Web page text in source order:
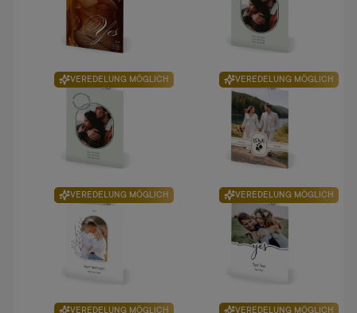
VEREDELUNG MÖGLICH VEREDELUNG MÖGLICH
VEREDELUNG MÖGLICH VEREDELUNG MÖGLICH
VEREDELUNG MÖGLICH VEREDELUNG MÖGLICH